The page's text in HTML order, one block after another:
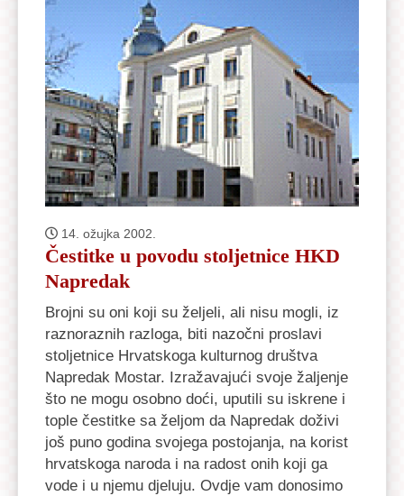
14. ožujka 2002.
Čestitke u povodu stoljetnice HKD
Napredak
Brojni su oni koji su željeli, ali nisu mogli, iz
raznoraznih razloga, biti nazočni proslavi
stoljetnice Hrvatskoga kulturnog društva
Napredak Mostar. Izražavajući svoje žaljenje
što ne mogu osobno doći, uputili su iskrene i
tople čestitke sa željom da Napredak doživi
još puno godina svojega postojanja, na korist
hrvatskoga naroda i na radost onih koji ga
vode i u njemu djeluju. Ovdje vam donosimo